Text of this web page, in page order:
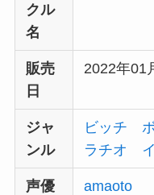
クル
名
販売
日
2022年01
ジャ
ンル
ビッチ
ラチオ
声優 amaoto